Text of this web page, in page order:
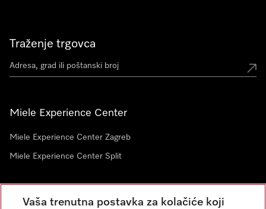
Traženje trgovca
Miele Experience Center
Miele Experience Center Zagreb
Miele Experience Center Split
Newsletter
Vaša trenutna postavka za kolačiće koji